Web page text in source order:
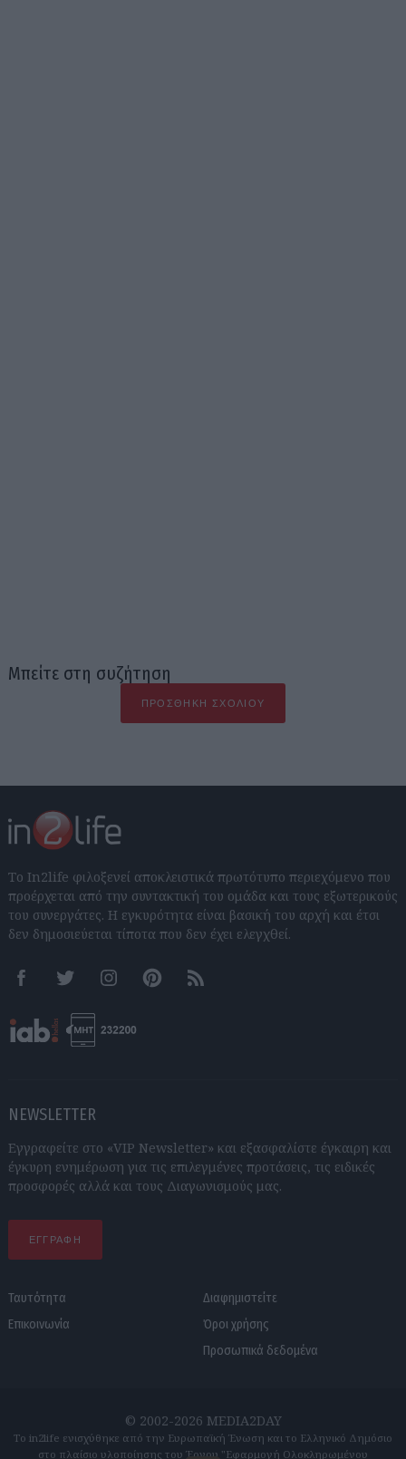
Μπείτε στη συζήτηση
ΠΡΟΣΘΉΚΗ ΣΧΟΛΊΟΥ
Το In2life φιλοξενεί αποκλειστικά πρωτότυπο περιεχόμενο που
προέρχεται από την συντακτική του ομάδα και τους εξωτερικούς
του συνεργάτες. Η εγκυρότητα είναι βασική του αρχή και έτσι
δεν δημοσιεύεται τίποτα που δεν έχει ελεγχθεί.
FacebookTwitter InstagramPinterestRSS feeds
NEWSLETTER
Εγγραφείτε στο «VIP Newsletter» και εξασφαλίστε έγκαιρη και
έγκυρη ενημέρωση για τις επιλεγμένες προτάσεις, τις ειδικές
προσφορές αλλά και τους Διαγωνισμούς μας.
ΕΓΓΡΑΦΗ
Ταυτότητα
Επικοινωνία
Διαφημιστείτε
Όροι χρήσης
Προσωπικά δεδομένα
© 2002-2026 MEDIA2DAY
Το in2life ενισχύθηκε από την Ευρωπαϊκή Ένωση και το Ελληνικό Δημόσιο
στο πλαίσιο υλοποίησης του Έργου "Εφαρμογή Ολοκληρωμένου